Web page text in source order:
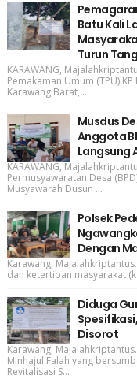
Batu Kali
Turun
KARAWANG,
Pemakaman Umum (TPU)
Karawang Barat, ...
Musdus
Anggota
Langsung
KARAWANG,
Permusyawaratan Desa
Musyawarah Dusun ...
Polsek
Dengan
Karawang,
dan ketertiban masyarakat
Diduga
Disorot
Karawang,
Minhajul Falah yang
Revitalisasi S...